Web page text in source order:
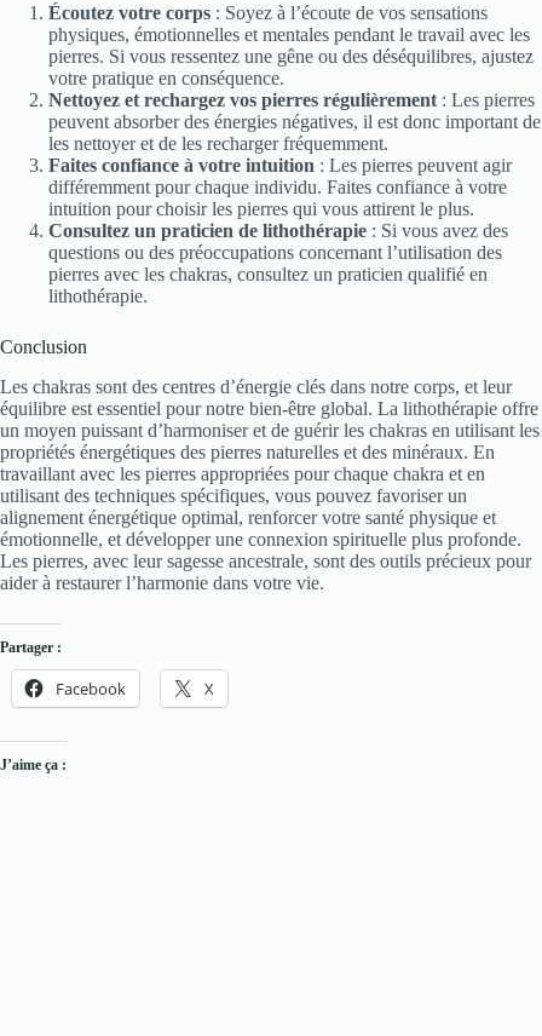
Écoutez votre corps : Soyez à l’écoute de vos sensations
physiques, émotionnelles et mentales pendant le travail avec les
pierres. Si vous ressentez une gêne ou des déséquilibres, ajustez
votre pratique en conséquence.
Nettoyez et rechargez vos pierres régulièrement : Les pierres
peuvent absorber des énergies négatives, il est donc important de
les nettoyer et de les recharger fréquemment.
Faites confiance à votre intuition : Les pierres peuvent agir
différemment pour chaque individu. Faites confiance à votre
intuition pour choisir les pierres qui vous attirent le plus.
Consultez un praticien de lithothérapie : Si vous avez des
questions ou des préoccupations concernant l’utilisation des
pierres avec les chakras, consultez un praticien qualifié en
lithothérapie.
Conclusion
Les chakras sont des centres d’énergie clés dans notre corps, et leur
équilibre est essentiel pour notre bien-être global. La lithothérapie offre
un moyen puissant d’harmoniser et de guérir les chakras en utilisant les
propriétés énergétiques des pierres naturelles et des minéraux. En
travaillant avec les pierres appropriées pour chaque chakra et en
utilisant des techniques spécifiques, vous pouvez favoriser un
alignement énergétique optimal, renforcer votre santé physique et
émotionnelle, et développer une connexion spirituelle plus profonde.
Les pierres, avec leur sagesse ancestrale, sont des outils précieux pour
aider à restaurer l’harmonie dans votre vie.
Partager :
Facebook X
J’aime ça :